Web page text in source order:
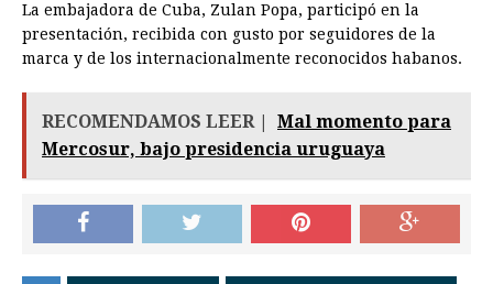
La embajadora de Cuba, Zulan Popa, participó en la
presentación, recibida con gusto por seguidores de la
marca y de los internacionalmente reconocidos habanos.
RECOMENDAMOS LEER |
Mal momento para
Mercosur, bajo presidencia uruguaya